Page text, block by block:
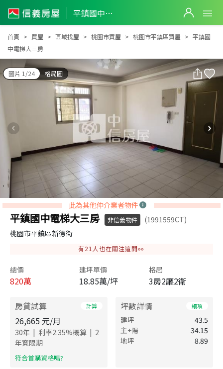
平鎮國中電梯大三房
平鎮國中電梯大三房
首頁 買屋 區域找屋 桃園市買屋 桃園市平鎮區買屋
平鎮國
中電梯大三房
圖片 1/24 格局圖
此為其他仲介業者物件
平鎮國中電梯大三房 非信義物件
(1991559CT)
桃園市平鎮區新德街
有21 人也在關注這間👀
總價
820萬
建坪單價
18.85萬/坪
格局
3房2廳2衛
房貸試算 計算
26,665 元/月
30年 | 利率2.35%概算 | 2
年寬限期
​符合首購資格嗎?
坪數詳情 細項
建坪
43.5
主+陽
34.15
地坪
8.89